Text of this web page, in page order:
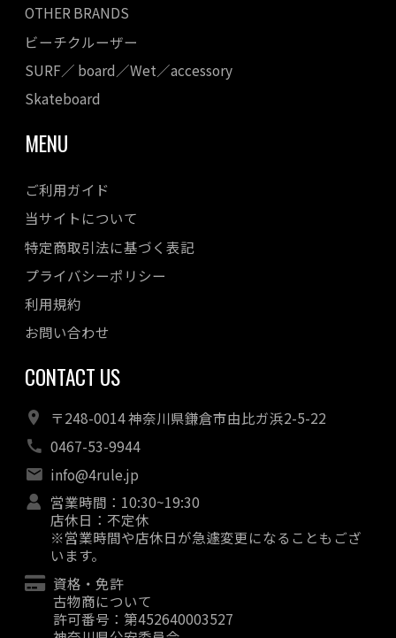
OTHER BRANDS
ビーチクルーザー
SURF／ board／Wet／accessory
Skateboard
MENU
ご利用ガイド
当サイトについて
特定商取引法に基づく表記
プライバシーポリシー
利用規約
お問い合わせ
CONTACT US
〒248-0014 神奈川県鎌倉市由比ガ浜2-5-22
0467-53-9944
info@4rule.jp
営業時間：10:30~19:30
店休日：不定休
※営業時間や店休日が急遽変更になることもござ
います。
資格・免許
古物商について
許可番号：第452640003527